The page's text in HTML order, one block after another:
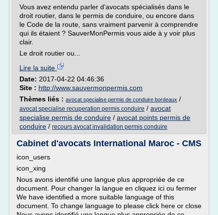
Vous avez entendu parler d'avocats spécialisés dans le
droit routier, dans le permis de conduire, ou encore dans
le Code de la route, sans vraiment parvenir à comprendre
qui ils étaient ? SauverMonPermis vous aide à y voir plus
clair.
Le droit routier ou...
Lire la suite
Date: 2017-04-22 04:46:36
Site : http://www.sauvermonpermis.com
Thèmes liés : avocat specialise permis de conduire bordeaux /
avocat specialise recuperation permis conduire / avocat
specialise permis de conduire / avocat points permis de
conduire / recours avocat invalidation permis conduire
Cabinet d'avocats International Maroc - CMS
icon_users
icon_xing
Nous avons identifié une langue plus appropriée de ce
document. Pour changer la langue en cliquez ici ou fermer
We have identified a more suitable language of this
document. To change language to please click here or close